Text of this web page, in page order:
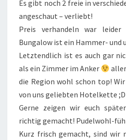
Es gibt noch 2 freie in
angeschaut – verliebt!
Preis verhandeln war leider
Bungalow ist ein Hammer- und
Letztendlich ist es auch gar
als ein Zimmer im Anker
die Region wohl schon top!
von uns geliebten Hotelkette ;D
Gerne zeigen wir euch
richtig gemacht! Pudelwohl-
Kurz frisch gemacht, sind wir